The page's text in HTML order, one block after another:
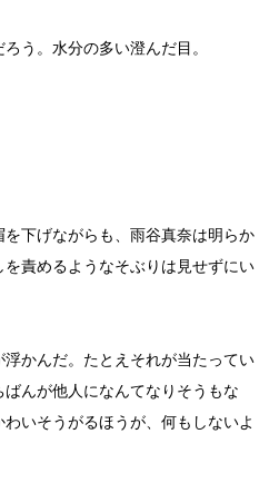
う。水分の多い澄んだ目。
下げながらも、雨谷真奈は明らか
責めるようなそぶりは見せずにい
かんだ。たとえそれが当たってい
んが他人になんてなりそうもな
いそうがるほうが、何もしないよ